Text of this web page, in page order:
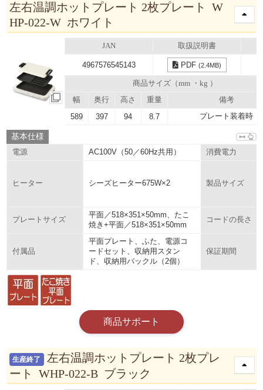
左右温調ホットプレート 2枚プレート W
HP-022-W ホワイト
JAN 取扱説明書
4967576545143 PDF(2.4MB)
商品サイズ（mm ・kg ）
幅
奥行 高さ 重量 備考
589 397 94 8.7 プレート装着時
基本仕様
電源 AC100V（50／60Hz共用） 消費電力
ヒーター シーズヒーター675W×2 製品サイズ
プレートサイズ
平面／518×351×50mm、たこ
焼き+平面／518×351×50mm
コードの長さ
付属品
平面プレート、ふた、電源コ
ードセット、収納用スタン
ド、収納用バックル（2個）
保証期間
商品サポート
生産終了
左右温調ホットプレート 2枚プレ
ート WHP-022-B ブラック